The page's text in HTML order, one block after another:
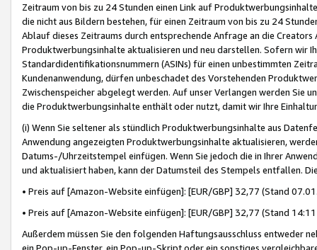
Zeitraum von bis zu 24 Stunden einen Link auf
die nicht aus Bildern bestehen, für einen Zeitraum von bis zu 24
Ablauf dieses Zeitraums durch entsprechende Anfrage an die
Produktwerbungsinhalte aktualisieren und neu darstellen. Sofern wir
Standardidentifikationsnummern (ASINs) für einen unbestimmten
Kundenanwendung, dürfen unbeschadet des Vorstehenden
Zwischenspeicher abgelegt werden. Auf unser Verlangen werden Sie
die Produktwerbungsinhalte enthält oder nutzt, damit wir Ihre
(i) Wenn Sie seltener als stündlich Produktwerbungsinhalte aus
Anwendung angezeigten Produktwerbungsinhalte aktualisieren,
Datums-/Uhrzeitstempel einfügen. Wenn Sie jedoch die in Ihrer
und aktualisiert haben, kann der Datumsteil des Stempels entfallen.
• Preis auf [Amazon-Website einfügen]: [EUR/GBP] 32,77 (Stand
• Preis auf [Amazon-Website einfügen]: [EUR/GBP] 32,77 (Stand
Außerdem müssen Sie den folgenden Haftungsausschluss entweder
ein Pop-up-Fenster, ein Pop-up-Skript oder ein sonstiges